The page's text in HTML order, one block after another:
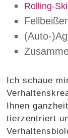
Rolling-
(Auto-
Ich schaue
Ihnen
tierzentriert